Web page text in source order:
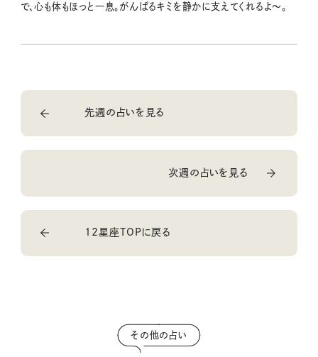
で、心も体もほっと一息。がんばるキミを静かに支えてくれるよ〜。
先週の占いを見る
次週の占いを見る
12星座TOPに戻る
その他の占い